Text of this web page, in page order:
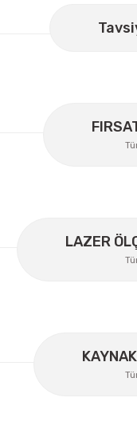
Bu ürüne
LAZER